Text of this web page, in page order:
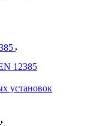
12385
установок